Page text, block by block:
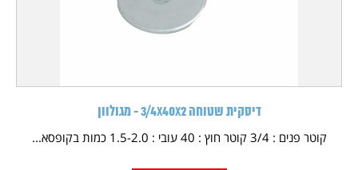
דיסקית שטוחה 3/4X40X2 - מגולוון
קוטר פנים : 3/4 קוטר חוץ : 40 עובי : 1.5-2.0 כמות בקופסא...